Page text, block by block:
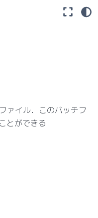
ァイル．このバッチフ
ができる．